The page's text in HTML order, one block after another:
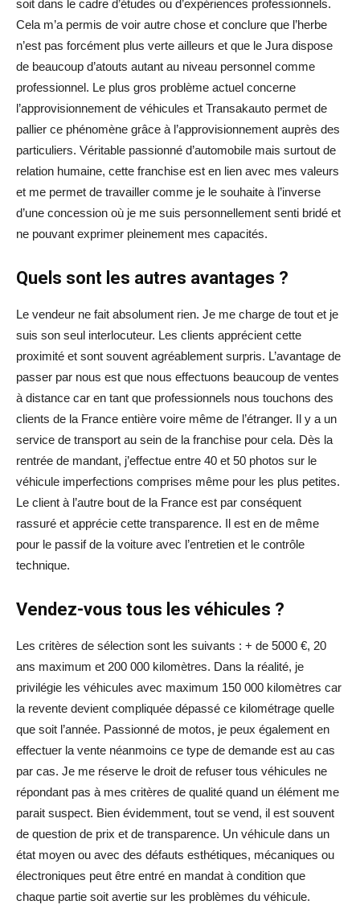
soit dans le cadre d’études ou d’expériences professionnels.
Cela m’a permis de voir autre chose et conclure que l’herbe
n’est pas forcément plus verte ailleurs et que le Jura dispose
de beaucoup d’atouts autant au niveau personnel comme
professionnel. Le plus gros problème actuel concerne
l’approvisionnement de véhicules et Transakauto permet de
pallier ce phénomène grâce à l’approvisionnement auprès des
particuliers. Véritable passionné d’automobile mais surtout de
relation humaine, cette franchise est en lien avec mes valeurs
et me permet de travailler comme je le souhaite à l’inverse
d’une concession où je me suis personnellement senti bridé et
ne pouvant exprimer pleinement mes capacités.
Quels sont les autres avantages ?
Le vendeur ne fait absolument rien. Je me charge de tout et je
suis son seul interlocuteur. Les clients apprécient cette
proximité et sont souvent agréablement surpris. L’avantage de
passer par nous est que nous effectuons beaucoup de ventes
à distance car en tant que professionnels nous touchons des
clients de la France entière voire même de l’étranger. Il y a un
service de transport au sein de la franchise pour cela. Dès la
rentrée de mandant, j’effectue entre 40 et 50 photos sur le
véhicule imperfections comprises même pour les plus petites.
Le client à l’autre bout de la France est par conséquent
rassuré et apprécie cette transparence. Il est en de même
pour le passif de la voiture avec l’entretien et le contrôle
technique.
Vendez-vous tous les véhicules ?
Les critères de sélection sont les suivants : + de 5000 €, 20
ans maximum et 200 000 kilomètres. Dans la réalité, je
privilégie les véhicules avec maximum 150 000 kilomètres car
la revente devient compliquée dépassé ce kilométrage quelle
que soit l’année. Passionné de motos, je peux également en
effectuer la vente néanmoins ce type de demande est au cas
par cas. Je me réserve le droit de refuser tous véhicules ne
répondant pas à mes critères de qualité quand un élément me
parait suspect. Bien évidemment, tout se vend, il est souvent
de question de prix et de transparence. Un véhicule dans un
état moyen ou avec des défauts esthétiques, mécaniques ou
électroniques peut être entré en mandat à condition que
chaque partie soit avertie sur les problèmes du véhicule.